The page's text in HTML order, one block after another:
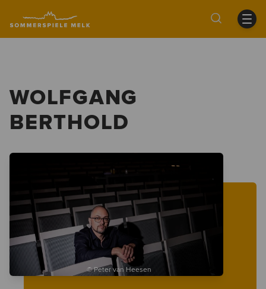
WOLFGANG
BERTHOLD
© Peter van Heesen